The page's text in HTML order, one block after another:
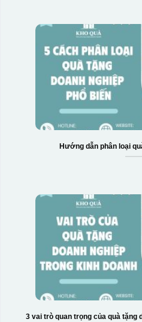
Hướng dẫn phân loại
3 vai trò quan trọng của quà tặng